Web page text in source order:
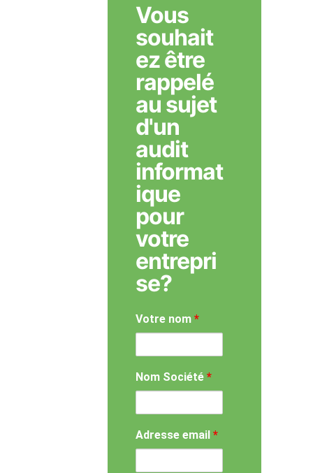
Vous
souhait
ez être
rappelé
au sujet
d'un
audit
informat
ique
pour
votre
entrepri
se?
Votre nom *
Nom Société *
Adresse email *